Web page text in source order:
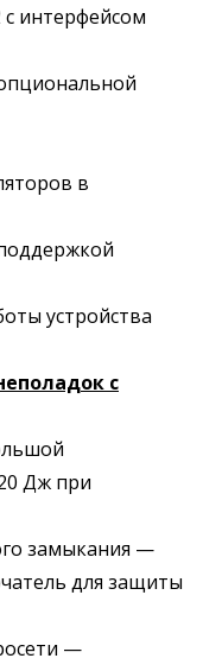
интерфейсом
в
устройства
с
Дж при
замыкания —
для защиты
—